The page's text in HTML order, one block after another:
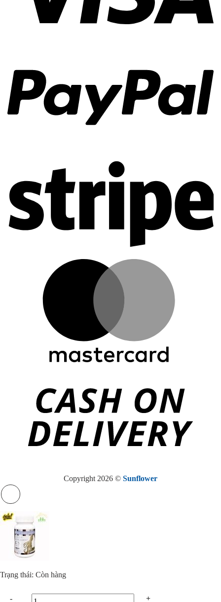
Copyright 2026 © Sunflower
Trạng thái: Còn hàng